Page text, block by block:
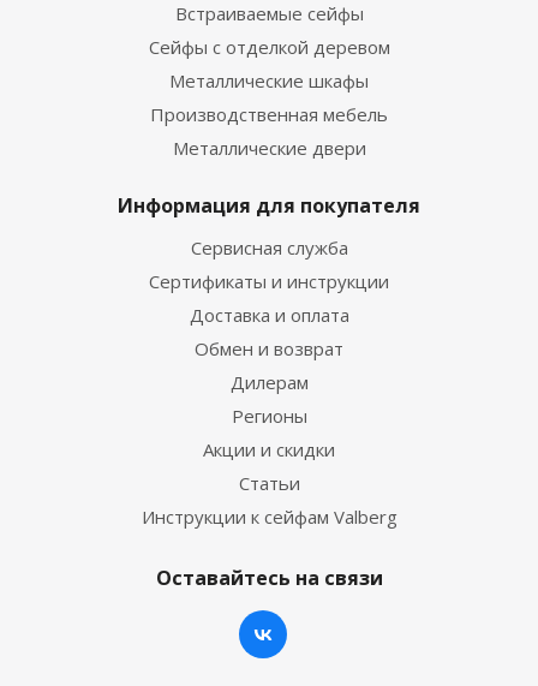
Встраиваемые сейфы
Сейфы с отделкой деревом
Металлические шкафы
Производственная мебель
Металлические двери
Информация для покупателя
Сервисная служба
Сертификаты и инструкции
Доставка и оплата
Обмен и возврат
Дилерам
Регионы
Акции и скидки
Статьи
Инструкции к сейфам Valberg
Оставайтесь на связи